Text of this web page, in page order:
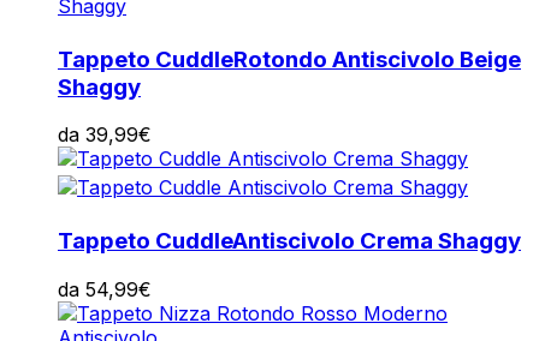
Tappeto CuddleRotondo Antiscivolo Beige
Shaggy
da 39,99€
Tappeto CuddleAntiscivolo Crema Shaggy
da 54,99€